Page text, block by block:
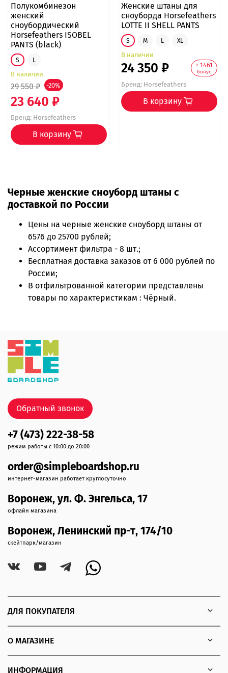
Полукомбинезон
женский
сноубордический
Horsefeathers ISOBEL
PANTS (black)
S L
В наличии
29 550 ₽ -20%
23 640 ₽
Бренд:Horsefeathers
В корзину
Женские штаны для
сноуборда Horsefeathers
LOTTE II SHELL PANTS
S M L XL
В наличии
24 350 ₽ + 1461
бонус
Бренд:Horsefeathers
В корзину
Черные женские сноуборд штаны с
доставкой по России
Цены на черные женские сноуборд штаны от
6576 до 25700 рублей;
Ассортимент фильтра - 8 шт.;
Бесплатная доставка заказов от 6 000 рублей по
России;
В отфильтрованной категории представлены
товары по характеристикам : Чёрный.
ДЛЯ ПОКУПАТЕЛЯ
О МАГАЗИНЕ
ИНФОРМАЦИЯ
+7 (473) 222-38-58
режим работы с 10:00 до 20:00
order@simpleboardshop.ru
интернет-магазин работает круглосуточно
Воронеж, ул. Ф. Энгельса, 17
офлайн магазина
Воронеж, Ленинский пр-т, 174/10
скейтпарк/магазин
Обратный звонок